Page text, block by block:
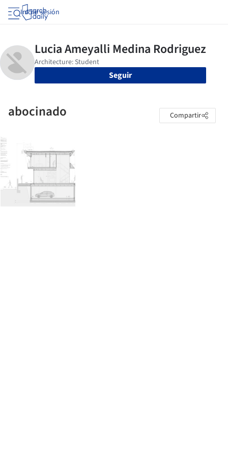
Iniciar sesión
Seguir
abocinado Compartir